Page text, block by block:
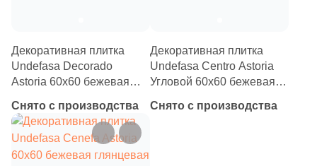
Декоративная плитка
Undefasa Decorado
Astoria 60x60 бежевая
Снято с производства
Декоративная плитка
Undefasa Centro Astoria
Угловой 60x60 бежевая
Снято с производства